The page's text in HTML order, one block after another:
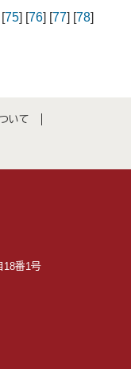
75] [76] [77] [78]
いて
18番1号